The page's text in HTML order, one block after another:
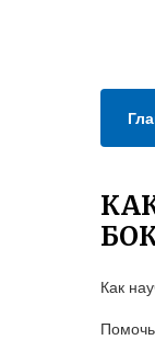
Как